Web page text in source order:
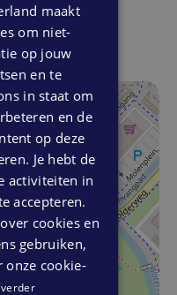
maakt
om niet-
op jouw
en te
in staat om
en de
op deze
Je hebt de
activiteiten in
accepteren.
cookies en
gebruiken,
onze cookie-
verder